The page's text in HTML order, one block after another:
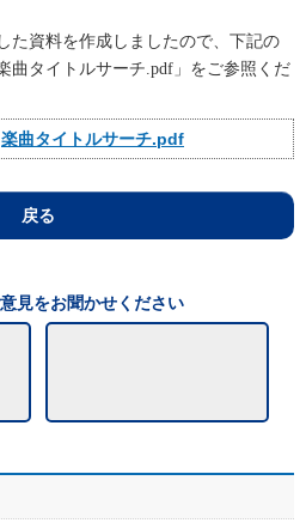
た資料を作成しましたので、下記の
曲タイトルサーチ.pdf」をご参照くだ
楽曲タイトルサーチ.pdf
戻る
見をお聞かせください